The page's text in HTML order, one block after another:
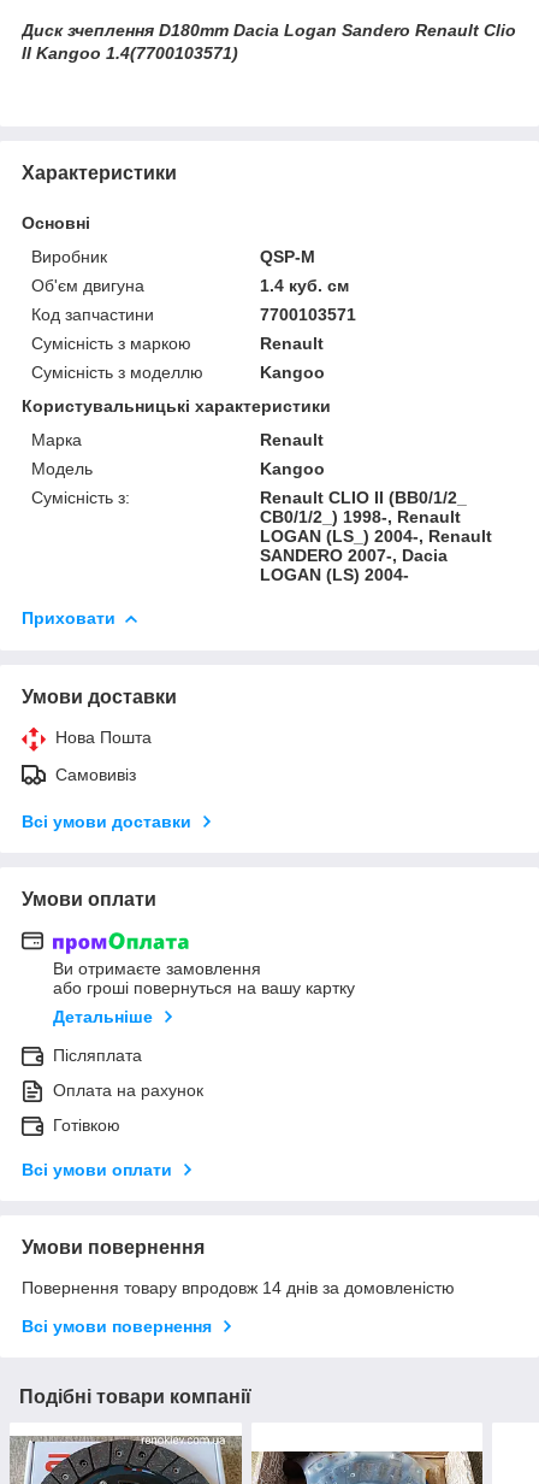
Диск зчеплення D180mm Dacia Logan Sandero Renault Clio
II Kangoo 1.4(7700103571)
Характеристики
Основні
Виробник
QSP-M
Об'єм двигуна
1.4 куб. см
Код запчастини
7700103571
Сумісність з маркою
Renault
Сумісність з моделлю
Kangoo
Користувальницькі характеристики
Марка
Renault
Модель
Kangoo
Сумісність з:
Renault CLIO II (BB0/1/2_
CB0/1/2_) 1998-, Renault
LOGAN (LS_) 2004-, Renault
SANDERO 2007-, Dacia
LOGAN (LS) 2004-
Приховати
Умови доставки
Нова Пошта
Самовивіз
Всі умови доставки
Умови оплати
Ви отримаєте замовлення
або гроші повернуться на вашу картку
Детальніше
Післяплата
Оплата на рахунок
Готівкою
Всі умови оплати
Умови повернення
Повернення товару впродовж 14 днів за домовленістю
Всі умови повернення
Подібні товари компанії